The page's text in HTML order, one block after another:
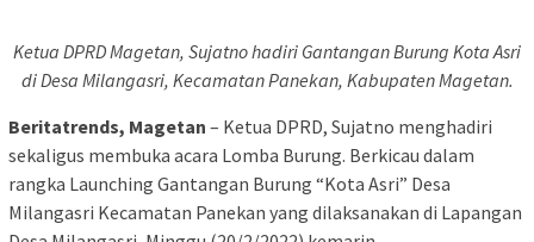
Ketua DPRD Magetan, Sujatno hadiri Gantangan Burung Kota Asri
di Desa Milangasri, Kecamatan Panekan, Kabupaten Magetan.
Beritatrends, Magetan – Ketua DPRD, Sujatno menghadiri
sekaligus membuka acara Lomba Burung. Berkicau dalam
rangka Launching Gantangan Burung “Kota Asri” Desa
Milangasri Kecamatan Panekan yang dilaksanakan di Lapangan